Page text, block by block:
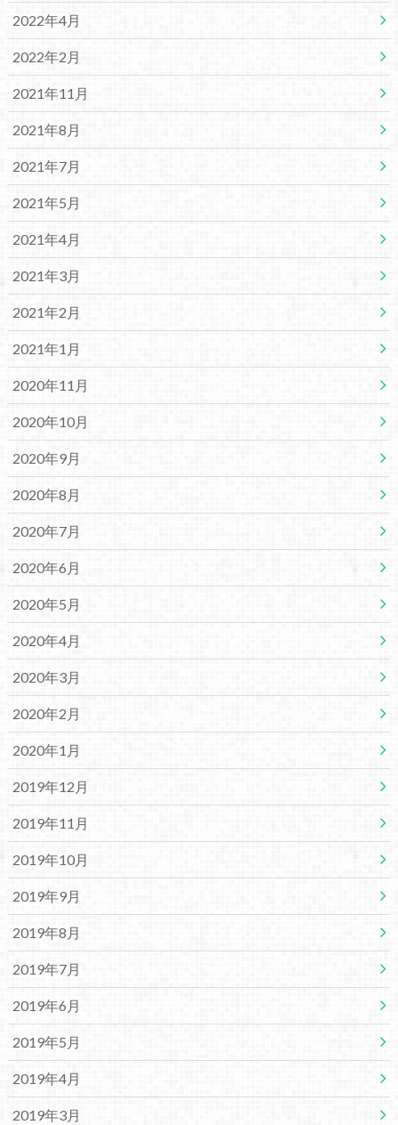
2022年4月
2022年2月
2021年11月
2021年8月
2021年7月
2021年5月
2021年4月
2021年3月
2021年2月
2021年1月
2020年11月
2020年10月
2020年9月
2020年8月
2020年7月
2020年6月
2020年5月
2020年4月
2020年3月
2020年2月
2020年1月
2019年12月
2019年11月
2019年10月
2019年9月
2019年8月
2019年7月
2019年6月
2019年5月
2019年4月
2019年3月